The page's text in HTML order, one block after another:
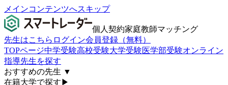
メインコンテンツへスキップ
個人契約家庭教師マッチング
先生はこちら ログイン会員登録（無料）
TOPページ中学受験高校受験大学受験医学部受験オンライン
指導先生を探す
おすすめの先生 ▼
在籍大学で探す ▶